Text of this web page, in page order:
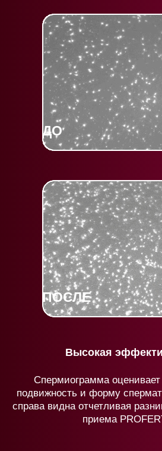
ДО
ПОСЛЕ
Высокая
Спермиограмма
подвижность и форму
справа видна отчетливая
приема